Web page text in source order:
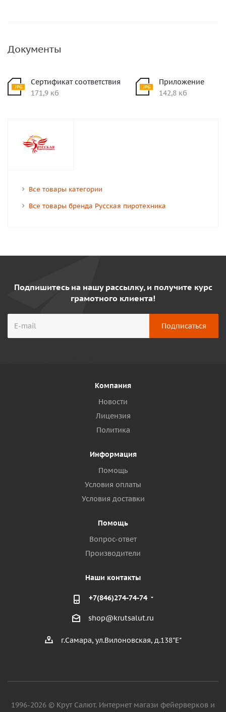
Документы
Сертификат соответствия
171,9 кб
Приложение
142,8 кб
Все товары категории
Все товары бренда Русская пиротехника
Подпишитесь на нашу рассылку, и получите курс
грамотного клиента!
Компания
Новости
Лицензия
Политика
Информация
Помощь
Условия оплаты
Условия доставки
Помощь
Вопрос-ответ
Производители
Наши контакты
+7(846)274-74-74
shop@krutsalut.ru
г.Самара, ул.Вилоновская, д.138"Е"
1996-2026 © Крут Салют. Интернет магази фейерверков и